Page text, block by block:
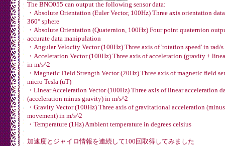
The BNO055 can output the following sensor data:
・Absolute Orientation (Euler Vector, 100Hz) Three axis orientation
360° sphere
・Absolute Orientation (Quaternion, 100Hz) Four point quaternion
accurate data manipulation
・Angular Velocity Vector (100Hz) Three axis of 'rotation speed' in rad/s
・Acceleration Vector (100Hz) Three axis of acceleration (gravity +
in m/s^2
・Magnetic Field Strength Vector (20Hz) Three axis of magnetic field
micro Tesla (uT)
・Linear Acceleration Vector (100Hz) Three axis of linear acceleration
(acceleration minus gravity) in m/s^2
・Gravity Vector (100Hz) Three axis of gravitational acceleration
movement) in m/s^2
・Temperature (1Hz) Ambient temperature in degrees celsius
加速度とジャイロ情報を連続して100回取得してみました